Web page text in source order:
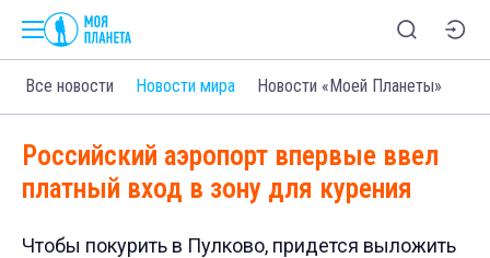
Все новости Новости мира Новости «Моей Планеты»
Российский аэропорт впервые ввел
платный вход в зону для курения
Чтобы покурить в Пулково, придется выложить